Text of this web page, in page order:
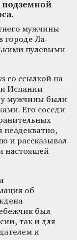
подземной
мужчины
городе Ла-
пулевыми
со ссылкой на
Испании
у мужчины были
Его соседи
неадекватно,
и рассказывал
настоящей
об
был
так и для
и